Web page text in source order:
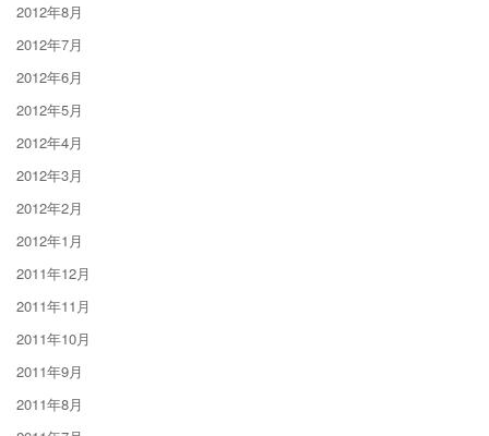
2012年8月
2012年7月
2012年6月
2012年5月
2012年4月
2012年3月
2012年2月
2012年1月
2011年12月
2011年11月
2011年10月
2011年9月
2011年8月